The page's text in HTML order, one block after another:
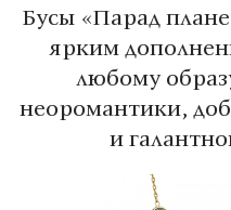
Бусы «Парад
ярким
любому
неоромантики,
и